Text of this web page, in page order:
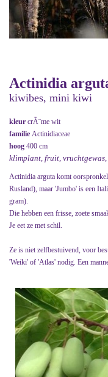
Actinidia
kiwibes, mini kiwi
kleur crÃ¨me wit
familie Actinidiaceae
hoog 400 cm
klimplant, fruit,
Actinidia arguta komt
Rusland), maar 'Jumbo' is een
gram).
Die hebben een frisse, zoete
Je eet ze met schil.
Ze is niet zelfbestuivend, voor
'Weiki' of 'Atlas' nodig. Een